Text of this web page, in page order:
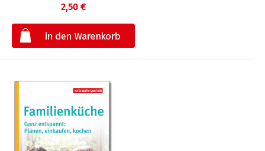
2,50 €